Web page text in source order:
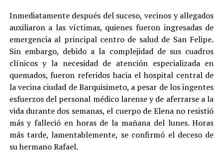
Inmediatamente después del suceso, vecinos y allegados
auxiliaron a las víctimas, quienes fueron ingresadas de
emergencia al principal centro de salud de San Felipe.
Sin embargo, debido a la complejidad de sus cuadros
clínicos y la necesidad de atención especializada en
quemados, fueron referidos hacia el hospital central de
la vecina ciudad de Barquisimeto, a pesar de los ingentes
esfuerzos del personal médico larense y de aferrarse a la
vida durante dos semanas, el cuerpo de Elena no resistió
más y falleció en horas de la mañana del lunes. Horas
más tarde, lamentablemente, se confirmó el deceso de
su hermano Rafael.